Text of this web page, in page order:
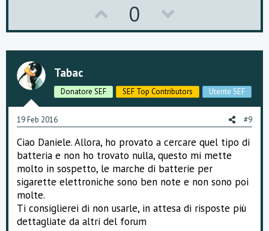
p
v
t
e
0
o
w
v
o
t
e
Tabac
Donatore SEF SEF Top Contributors Utente SEF
19 Feb 2016 #9
Ciao Daniele. Allora, ho provato a cercare quel tipo di
batteria e non ho trovato nulla, questo mi mette
molto in sospetto, le marche di batterie per
sigarette elettroniche sono ben note e non sono poi
molte.
Ti consiglierei di non usarle, in attesa di risposte più
dettagliate da altri del forum